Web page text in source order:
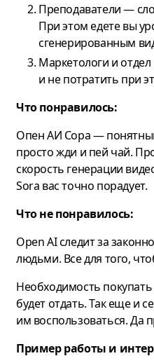
Преподаватели —
При этом едете вы
сгенерированным
Маркетологи и
и не потратить при
Что понравилось:
Опен АИ Сора —
просто жди и пей чай.
скорость генерации
Sora вас точно порадует.
Что не понравилось:
Open AI следит за
людьми. Все для того,
Необходимость
будет отдать. Так еще и
им воспользоваться. Да
Пример работы и